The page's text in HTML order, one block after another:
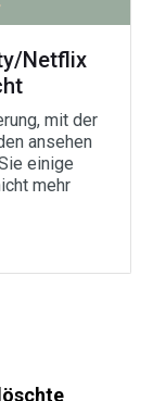
Netflix
mit der
ansehen
einige
mehr